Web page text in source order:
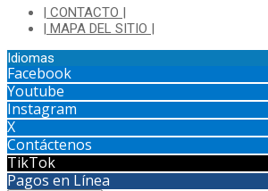
| CONTACTO |
| MAPA DEL SITIO |
Idiomas
Facebook
Youtube
Instagram
X
Contáctenos
TikTok
Pagos en Línea